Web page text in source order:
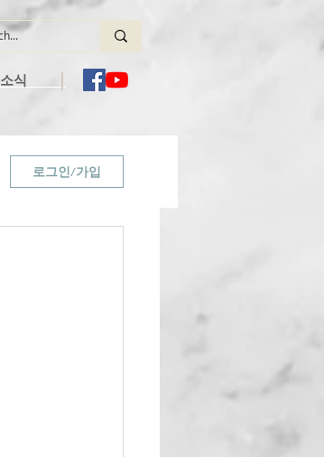
소식
로그인/가입